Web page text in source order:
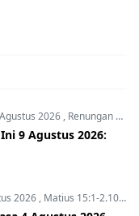
2026 , Renungan Hari Ini
9 Agustus 2026:
2026 , Matius 15:1-2.10-14